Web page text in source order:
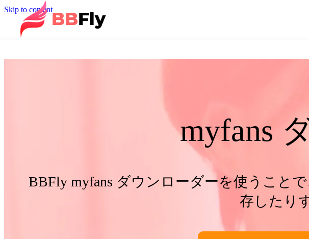
Skip to content
myfans
BBFly myfans ダウンローダーを使うこと
存したり